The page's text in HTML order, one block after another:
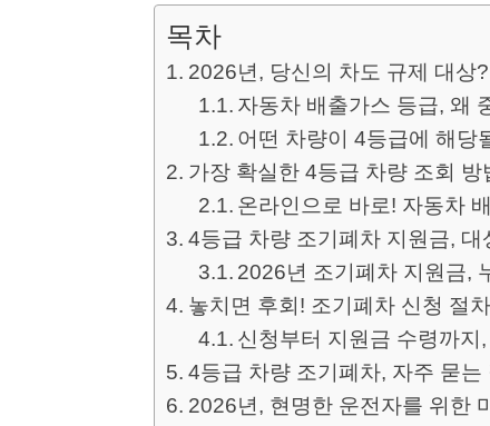
목차
2026년, 당신의 차도 규제 대상
자동차 배출가스 등급, 왜
어떤 차량이 4등급에 해당
가장 확실한 4등급 차량 조회 방
온라인으로 바로! 자동차
4등급 차량 조기폐차 지원금, 대
2026년 조기폐차 지원금,
놓치면 후회! 조기폐차 신청 절
신청부터 지원금 수령까지
4등급 차량 조기폐차, 자주 묻는
2026년, 현명한 운전자를 위한